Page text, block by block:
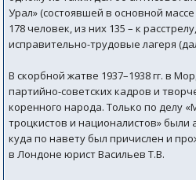
Урал» (состоявшей в основной
178 человек, из них 135 – к
исправительно-трудовые лагеря
В скорбной жатве 1937–1938 гг. в
партийно-советских кадров и
коренного народа. Только по делу
троцкистов и националистов» были
куда по навету был причислен и
в Лондоне юрист Васильев Т.В.